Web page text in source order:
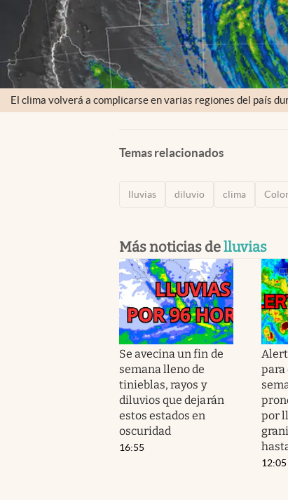
El clima volverá a complicarse en varias regiones del país
Temas relacionados
lluvias diluvio clima
Más noticias delluvias
Se avecina un fin de
semana lleno de
tinieblas, rayos y
diluvios que dejarán
estos estados en
oscuridad
16:55
para
por
12:05